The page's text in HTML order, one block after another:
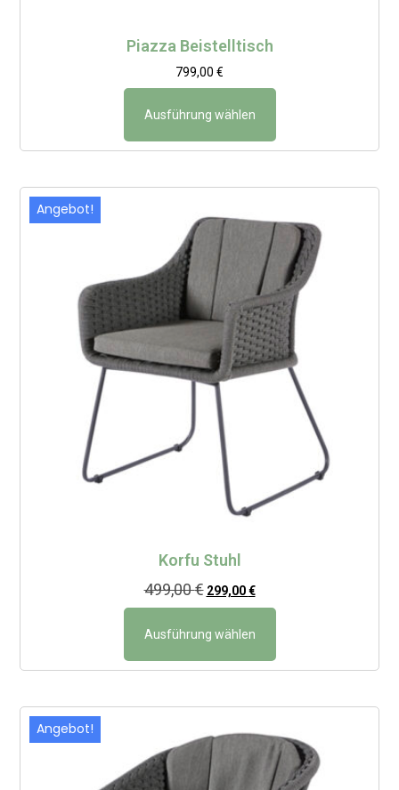
Piazza Beistelltisch
799,00 €
Ausführung wählen
Angebot!
Korfu Stuhl
499,00€ 299,00€
Ausführung wählen
Angebot!